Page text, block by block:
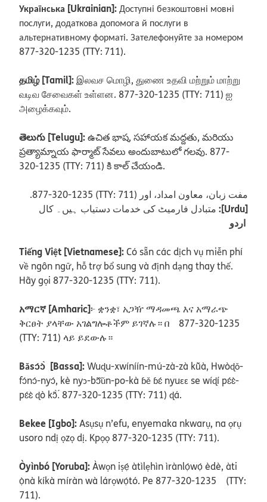
Українська [Ukrainian]:Доступні безкоштовні мовні
послуги, додаткова допомога й послуги в
альтернативному форматі. Зателефонуйте за номером
877-320-1235 (TTY: 711).
தமிழ் [Tamil]:இலவச மொழி, துணை உதவி மற்றும் மாற்று
வடிவ சேவைகள் உள்ளன. 877-320-1235 (TTY: 711) ஐ
அழைக்கவும்.
తెలుగు [Telugu]:ఉచిత భాష, సహాయక మద్దతు, మరియు
ప్రత్యామ్నాయ ఫార్మాట్ సేవలు అందుబాటులో గలవు. 877-
320-1235 (TTY: 711) కి కాల్ చేయండి.
.877-320-1235 (TTY: 711) مفت زبان، معاون امداد، اور
متبادل فارمیٹ کی خدمات دستیاب ہیں۔ کال :[Urdu]
Tiếng Việt [Vietnamese]:Có sẵn các dịch vụ miễn phí
về ngôn ngữ, hỗ trợ bổ sung và định dạng thay thế.
Hãy gọi 877-320-1235 (TTY: 711).
አማርኛ [Amharic]፦ ቋንቋ፣ አጋዥ ማዳመጫ እና አማራጭ
ቅርፀት ያላቸው አገልግሎቶችም ይገኛሉ። በ 877-320-1235
(TTY: 711) ላይ ይደውሉ።
Bǎsɔ́ɔ̀̀ [Bassa]:Wuɖu-xwíníín-mú-zà-zà kũ̀à, Hwòɖǒ-
fɔ́nɔ́-nyɔ́, kè nyɔ-bɔ̃̌ǔn-po-kà ɓě ɓɛ́ nyuɛɛ se wíɖí pɛ́ɛ̀-
pɛ́ɛ̀ ɖò kɔ̃̀.́ 877-320-1235 (TTY: 711) ɖá.
Bekee [Igbo]:Asụsụ n’efu, enyemaka nkwarụ, na ọrụ
usoro ndị ọzọ dị. Kpọọ 877-320-1235 (TTY: 711).
Òyìnbó [Yoruba]:Àwọn iṣẹ́ àtìlẹhìn ìrànlọ́wọ́ èdè, àti
ọ̀nà kíkà míràn wà lárọwọ́tó. Pe 877-320-1235 (TTY:
711).